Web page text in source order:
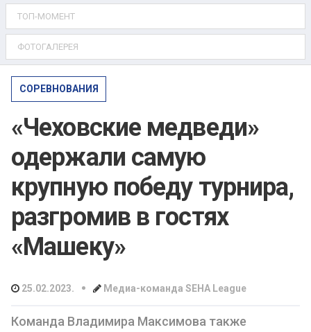
ТОП-МОМЕНТ
ФОТОГАЛЕРЕЯ
СОРЕВНОВАНИЯ
«Чеховские медведи»
одержали самую
крупную победу турнира,
разгромив в гостях
«Машеку»
25.02.2023. • Медиа-команда SEHA League
Команда Владимира Максимова также